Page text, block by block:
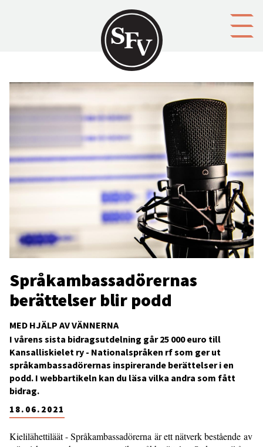
MED HJÄLP AV VÄNNERNA
Språkambassadörernas
berättelser blir podd
18.06.2021
I vårens sista bidragsutdelning går 25 000 euro till
Kansalliskielet ry - Nationalspråken rf som ger ut
språkambassadörernas inspirerande berättelser i en
podd. I webbartikeln kan du läsa vilka andra som fått
bidrag.
Kielilähettiläät - Språkambassadörerna är ett nätverk bestående av